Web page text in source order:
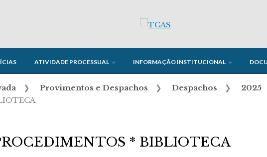
ATIVIDADE PROCESSUAL INFORMAÇÃO INSTITUCIONAL
❯ Provimentos e Despachos ❯ Despachos ❯
2025
* BIBLIOTECA